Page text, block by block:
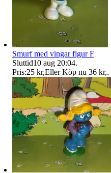
Smurf med vingar figur F
Sluttid10 aug 20:04.
Pris:25 kr,Eller Köp nu 36 kr,.